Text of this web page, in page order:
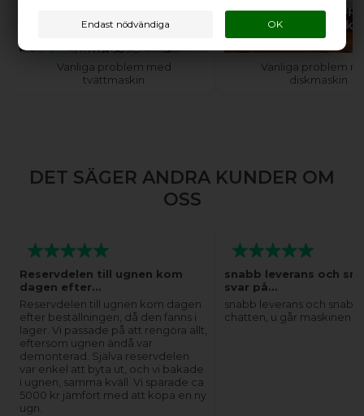
din tvättmaskin?
Vanliga problem med
tvättmaskin
Behöver du hjälp
din
Vanliga problem
diskmaskin
DET SÄGER ANDRA KUNDER OM
OSS
Reservdelen till ugnen kom
dagen efter…
Reservdelen till ugnen kom dagen
efter beställningen, då den fanns i
lager. Vi passade på att rengöra allt,
eftersom ugnen ändå var
demonterad. Själva reservdelen
var enkel att byta ut, och vi bakade
i ugnen, samma kväll. Vi sparade ca
5000 kr jämfört med att köpa en ny
ugn.
snabb leverans och
svar på…
snabb leverans och
chatten, u går maskinen